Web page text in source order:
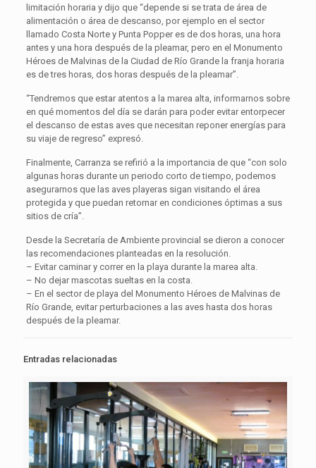
limitación horaria y dijo que “depende si se trata de área de
alimentación o área de descanso, por ejemplo en el sector
llamado Costa Norte y Punta Popper es de dos horas, una hora
antes y una hora después de la pleamar, pero en el Monumento
Héroes de Malvinas de la Ciudad de Río Grande la franja horaria
es de tres horas, dos horas después de la pleamar”.
“Tendremos que estar atentos a la marea alta, informarnos sobre
en qué momentos del día se darán para poder evitar entorpecer
el descanso de estas aves que necesitan reponer energías para
su viaje de regreso” expresó.
Finalmente, Carranza se refirió a la importancia de que “con solo
algunas horas durante un periodo corto de tiempo, podemos
asegurarnos que las aves playeras sigan visitando el área
protegida y que puedan retornar en condiciones óptimas a sus
sitios de cría”.
Desde la Secretaría de Ambiente provincial se dieron a conocer
las recomendaciones planteadas en la resolución.
– Evitar caminar y correr en la playa durante la marea alta.
– No dejar mascotas sueltas en la costa.
– En el sector de playa del Monumento Héroes de Malvinas de
Río Grande, evitar perturbaciones a las aves hasta dos horas
después de la pleamar.
Entradas relacionadas